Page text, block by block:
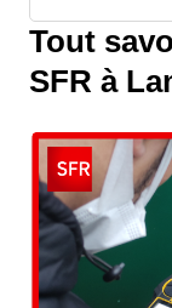
Tout
SFR à